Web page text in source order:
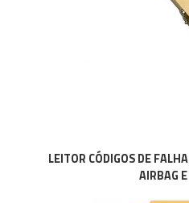
LEITOR CÓDIGOS DE
AIRBAG